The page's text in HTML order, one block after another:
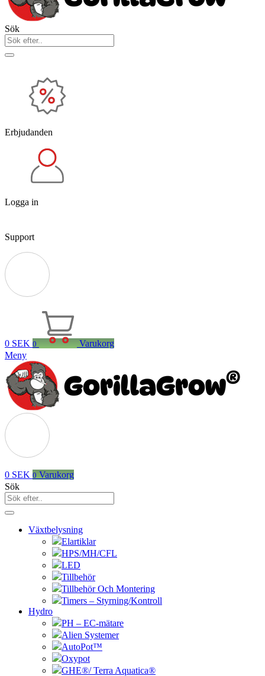
Sök
Erbjudanden
Logga in
Support
0 SEK 0
Varukorg
Meny
0 SEK 0 Varukorg
Sök
Växtbelysning
Elartiklar
HPS/MH/CFL
LED
Tillbehör
Tillbehör Och Montering
Timers – Styrning/Kontroll
Hydro
PH – EC-mätare
Alien Systemer
AutoPot™
Oxypot
GHE®/ Terra Aquatica®